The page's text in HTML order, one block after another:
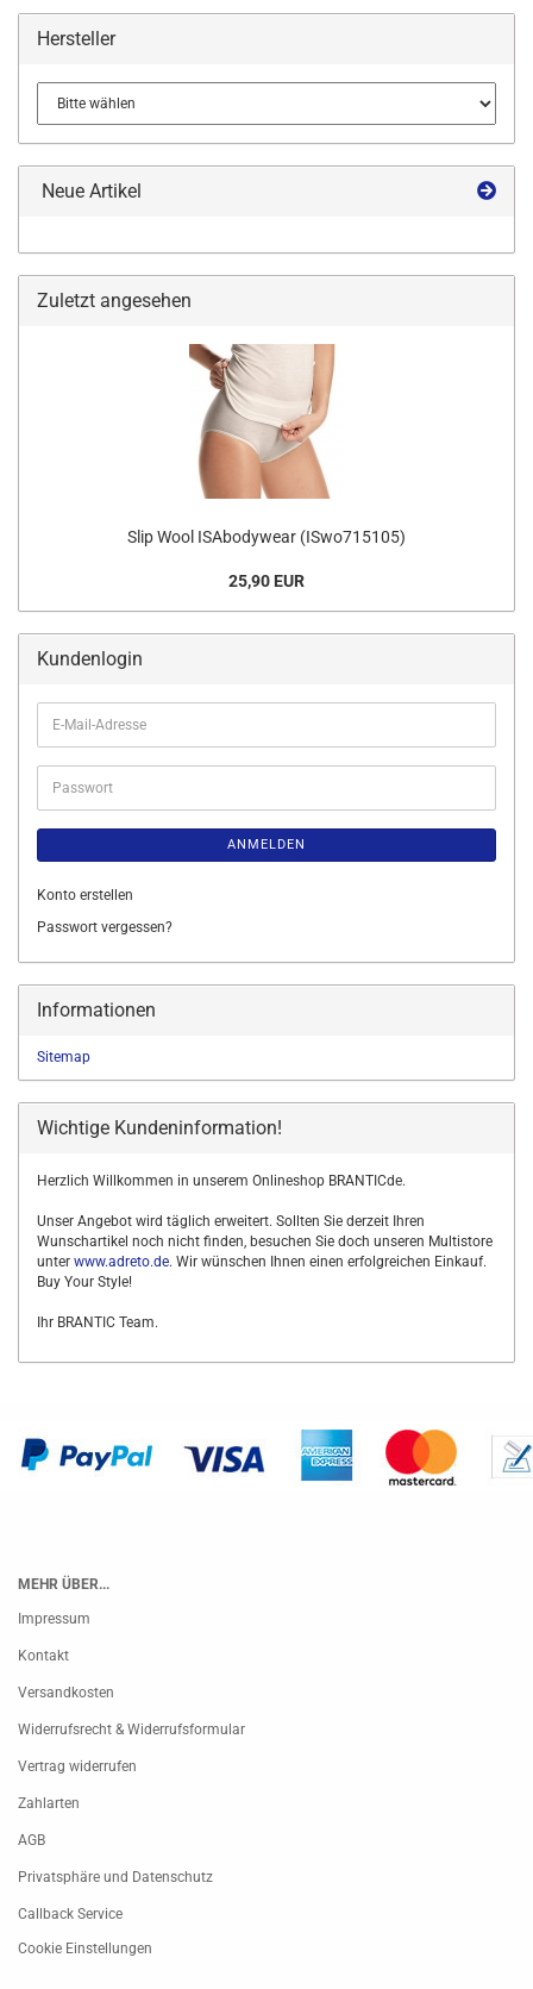
Hersteller
Neue Artikel
Zuletzt angesehen
Slip Wool ISAbodywear (ISwo715105)
25,90 EUR
Kundenlogin
E-
Mail-
Adresse
Passwort
ANMELDEN
Konto erstellen
Passwort vergessen?
Informationen
Sitemap
Wichtige Kundeninformation!
Herzlich Willkommen in unserem Onlineshop BRANTICde.
Unser Angebot wird täglich erweitert. Sollten Sie derzeit Ihren
Wunschartikel noch nicht finden, besuchen Sie doch unseren Multistore
unter www.adreto.de. Wir wünschen Ihnen einen erfolgreichen Einkauf.
Buy Your Style!
Ihr BRANTIC Team.
MEHR ÜBER...
Impressum
Kontakt
Versandkosten
Widerrufsrecht & Widerrufsformular
Vertrag widerrufen
Zahlarten
AGB
Privatsphäre und Datenschutz
Callback Service
Cookie Einstellungen